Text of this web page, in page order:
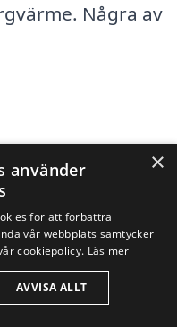
Några av
×
använder
för att förbättra
vår webbplats samtycker
cookiepolicy. Läs mer
AVVISA ALLT